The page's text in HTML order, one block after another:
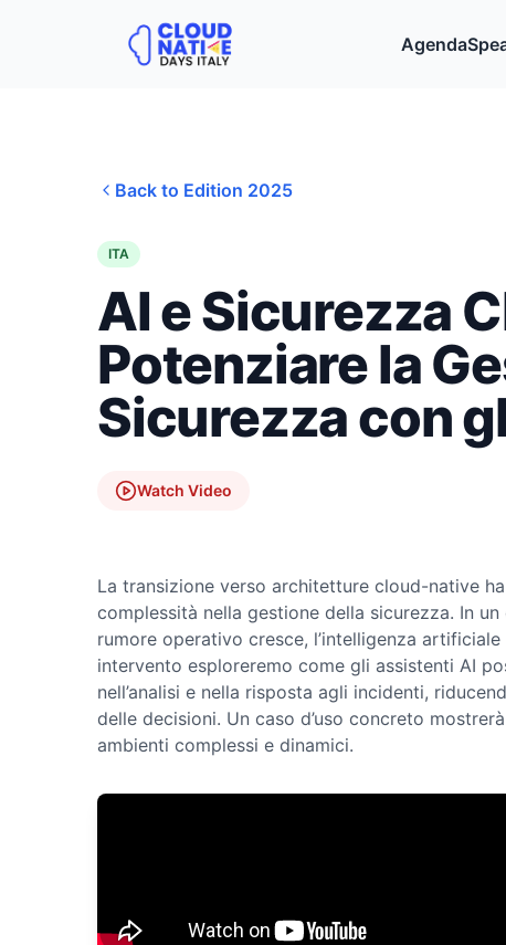
Agenda
Back to Edition 2025
ITA
AI e Sicurezza
Potenziare la
Sicurezza con
Watch Video
La transizione verso architetture cloud-native
complessità nella gestione della sicurezza. In
rumore operativo cresce, l’intelligenza
intervento esploreremo come gli assistenti AI
nell’analisi e nella risposta agli incidenti,
delle decisioni. Un caso d’uso concreto